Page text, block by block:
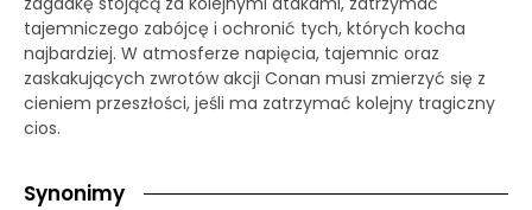
tajemniczego zabójcę i ochronić tych, których kocha
najbardziej. W atmosferze napięcia, tajemnic oraz
zaskakujących zwrotów akcji Conan musi zmierzyć się z
cieniem przeszłości, jeśli ma zatrzymać kolejny tragiczny
cios.
Synonimy